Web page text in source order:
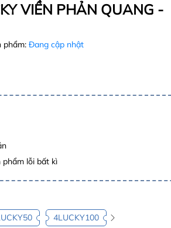
VIỀN PHẢN QUANG -
phẩm: Đang cập nhật
lỗi bất kì
4LUCKY100